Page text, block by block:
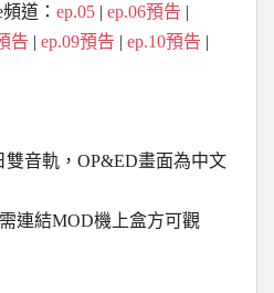
道： ep.05 | ep.06預告 |
告 | ep.09預告 | ep.10預告 |
雙音軌，OP&ED畫面為中文
需連結MOD機上盒方可觀